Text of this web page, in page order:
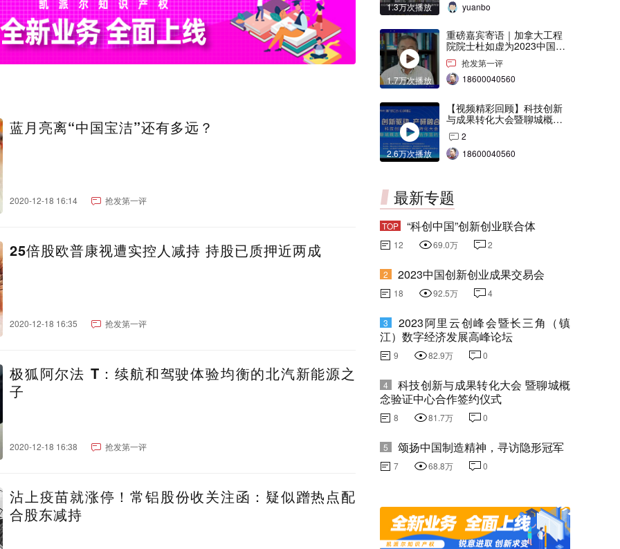
蓝月亮离“中国宝洁”还有多远？
2020-12-18 16:14 抢发第一评
25倍股欧普康视遭实控人减持 持股已质押近两成
2020-12-18 16:35 抢发第一评
极狐阿尔法 T：续航和驾驶体验均衡的北汽新能源之
子
2020-12-18 16:38 抢发第一评
沾上疫苗就涨停！常铝股份收关注函：疑似蹭热点配
合股东减持
1.3万次播放
yuanbo
1.7万次播放
重磅嘉宾寄语｜加拿大工程
院院士杜如虚为2023中国创
交会打Call！
抢发第一评
18600040560
2.6万次播放
【视频精彩回顾】科技创新
与成果转化大会暨聊城概念
验证中心合作签约仪式
2
18600040560
最新专题
TOP “科创中国”创新创业联合体
12 69.0万 2
2 2023中国创新创业成果交易会
18 92.5万 4
3
2023阿里云创峰会暨长三角（镇
江）数字经济发展高峰论坛
9 82.9万 0
4
科技创新与成果转化大会 暨聊城概
念验证中心合作签约仪式
8 81.7万 0
5 颂扬中国制造精神，寻访隐形冠军
7 68.8万 0